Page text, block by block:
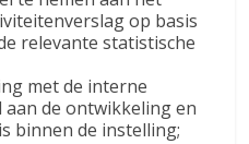
op basis
relevante statistische
met de interne
de ontwikkeling en
binnen de instelling;